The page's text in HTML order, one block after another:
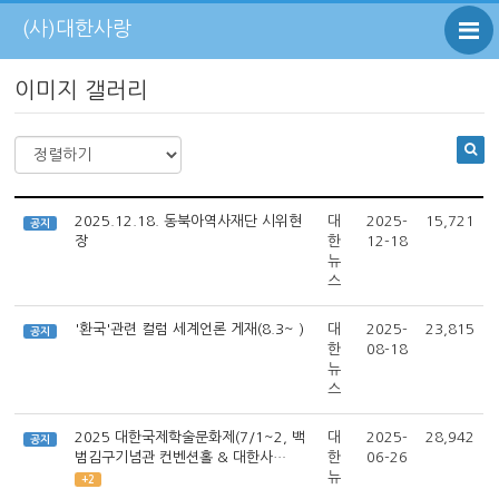
(사)대한사랑
이미지 갤러리
공지
2025.12.18. 동북아역사재단 시위현
장
대
한
뉴
스
2025-
12-18
15,721
공지 '환국'관련 컬럼 세계언론 게재(8.3~ )
대
한
뉴
스
2025-
08-18
23,815
공지
2025 대한국제학술문화제(7/1~2, 백
범김구기념관 컨벤션홀 & 대한사…
+2
대
한
뉴
2025-
06-26
28,942